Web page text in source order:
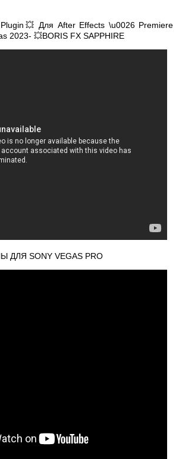
Для After Effects \u0026 Premiere
2023- 💥BORIS FX SAPPHIRE
SONY VEGAS PRO